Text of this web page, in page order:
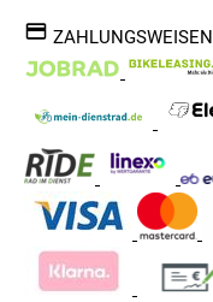
ZAHLUNGSWEISEN